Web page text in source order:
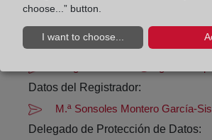
(986) 50 55 62
Datos del Registrador:
M.ª Sonsoles Montero García-
Delegado de Protección de Datos:
choose...” button.
I want to choose...